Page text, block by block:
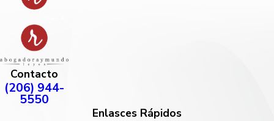
Contacto
(206) 944-
5550
Enlasces Rápidos